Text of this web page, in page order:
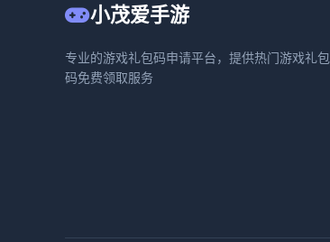
小茂爱手游
专业的游戏礼包码申请平台，提供热门游戏礼包
码免费领取服务